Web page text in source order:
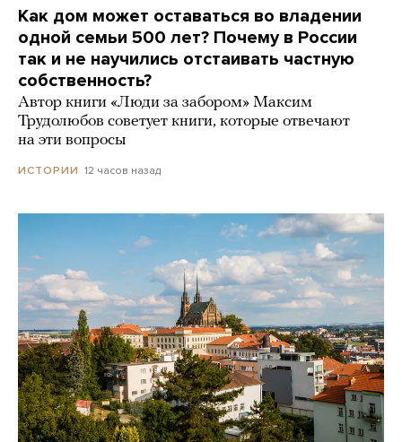
Как дом может оставаться во владении
одной семьи 500 лет? Почему в России
так и не научились отстаивать частную
собственность?
Автор книги «Люди за забором» Максим
Трудолюбов советует книги, которые отвечают
на эти вопросы
ИСТОРИИ 12 часов назад